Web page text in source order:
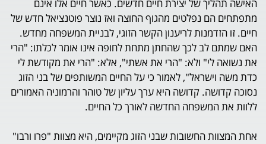
של יצירת חיים חדשים. כאשר חיים אלו אינם
נפלטים מהגוף החוצה ואז נוצר פוטנציאל חדש של
לריענון הקשר הזוגי, לבניית המשפחה מחדש.
לכך שהחתן מתחת לחופה אינו אומר לכלתו: "הרי
ולא: "הרי את אשתי", אלא: "הרי את מקודשת לי
לאמור כי על החיים המשותפים של בני הזוג
קדושה היא ערך עליון של טוהר והרמוניה האמורים
החדשה לאורך כל החיים.
שבני הזוג מקיימים, היא מצוות "פרו ורבו"